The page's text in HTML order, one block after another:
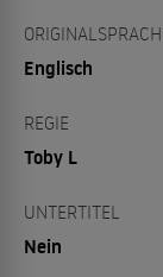
Englisch
REGIE
Toby L
UNTERTITEL
Nein